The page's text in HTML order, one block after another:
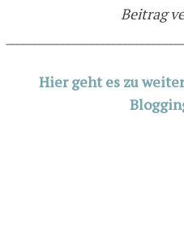
Beitrag
Hier geht es zu